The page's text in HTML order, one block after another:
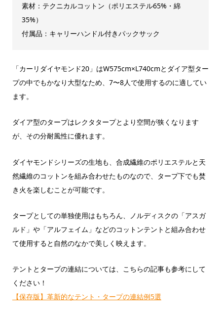
素材：テクニカルコットン（ポリエステル65%・綿
35%）
付属品：キャリーハンドル付きパックサック
「カーリダイヤモンド20」はW575cm×L740cmとダイア型ター
プの中でもかなり大型なため、7〜8人で使用するのに適してい
ます。
ダイア型のタープはレクタタープとより空間が狭くなります
が、その分耐風性に優れます。
ダイヤモンドシリーズの生地も、合成繊維のポリエステルと天
然繊維のコットンを組み合わせたものなので、タープ下でも焚
き火を楽しむことが可能です。
タープとしての単独使用はもちろん、ノルディスクの「アスガ
ルド」や「アルフェイム」などのコットンテントと組み合わせ
て使用すると自然のなかで美しく映えます。
テントとタープの連結については、こちらの記事も参考にして
ください！
【保存版】革新的なテント・タープの連結例5選